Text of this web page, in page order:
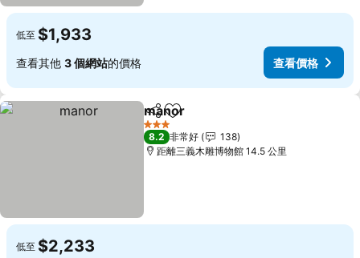
低至 $1,933
查看其他 3 個網站的價格 查看價格
分享 加入我的最愛
manor
3 星級
8.2 非常好
138
距離三義木雕博物館 14.5 公里
低至 $2,233